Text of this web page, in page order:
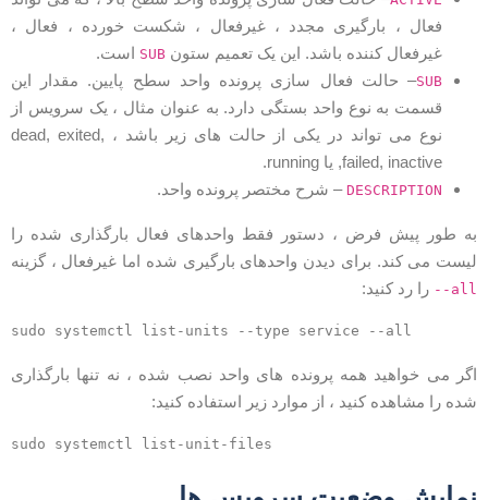
فعال ، بارگیری مجدد ، غیرفعال ، شکست خورده ، فعال ،
غیرفعال کننده باشد. این یک تعمیم ستونSUBاست.
SUB– حالت فعال سازی پرونده واحد سطح پایین. مقدار این
قسمت به نوع واحد بستگی دارد. به عنوان مثال ، یک سرویس از
نوع می تواند در یکی از حالت های زیر باشد ، dead, exited,
failed, inactive, یا running.
DESCRIPTION– شرح مختصر پرونده واحد.
طور پیش فرض ، دستور فقط واحدهای فعال بارگذاری شده را
می کند. برای دیدن واحدهای بارگیری شده اما غیرفعال ، گزینه
--را رد کنید:
می خواهید همه پرونده های واحد نصب شده ، نه تنها بارگذاری
را مشاهده کنید ، از موارد زیر استفاده کنید: